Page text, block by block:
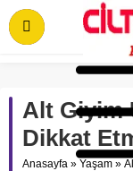
Alt Giyim
Dikkat
Anasayfa » Yaşam »